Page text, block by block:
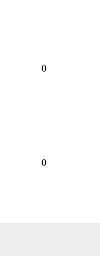
0
0